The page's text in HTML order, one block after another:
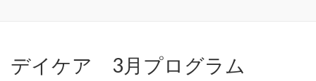
デイケア 3月プログラム